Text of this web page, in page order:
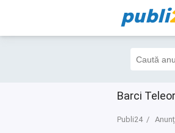
publi
Barci
Publi24
Filtre 3